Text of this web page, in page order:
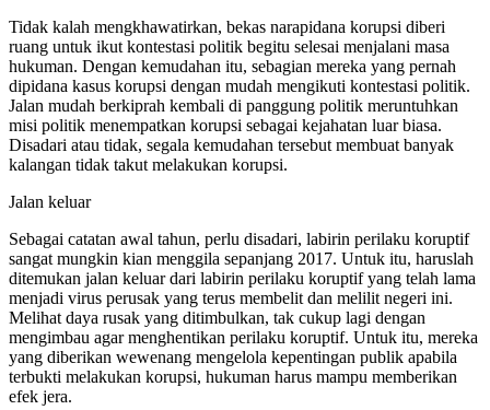
Tidak kalah mengkhawatirkan, bekas narapidana korupsi diberi
ruang untuk ikut kontestasi politik begitu selesai menjalani masa
hukuman. Dengan kemudahan itu, sebagian mereka yang pernah
dipidana kasus korupsi dengan mudah mengikuti kontestasi politik.
Jalan mudah berkiprah kembali di panggung politik meruntuhkan
misi politik menempatkan korupsi sebagai kejahatan luar biasa.
Disadari atau tidak, segala kemudahan tersebut membuat banyak
kalangan tidak takut melakukan korupsi.
Jalan keluar
Sebagai catatan awal tahun, perlu disadari, labirin perilaku koruptif
sangat mungkin kian menggila sepanjang 2017. Untuk itu, haruslah
ditemukan jalan keluar dari labirin perilaku koruptif yang telah lama
menjadi virus perusak yang terus membelit dan melilit negeri ini.
Melihat daya rusak yang ditimbulkan, tak cukup lagi dengan
mengimbau agar menghentikan perilaku koruptif. Untuk itu, mereka
yang diberikan wewenang mengelola kepentingan publik apabila
terbukti melakukan korupsi, hukuman harus mampu memberikan
efek jera.